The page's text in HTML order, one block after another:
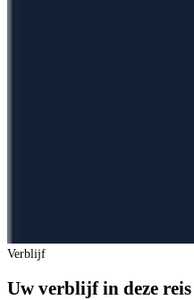
Verblijf
Uw verblijf in deze reis